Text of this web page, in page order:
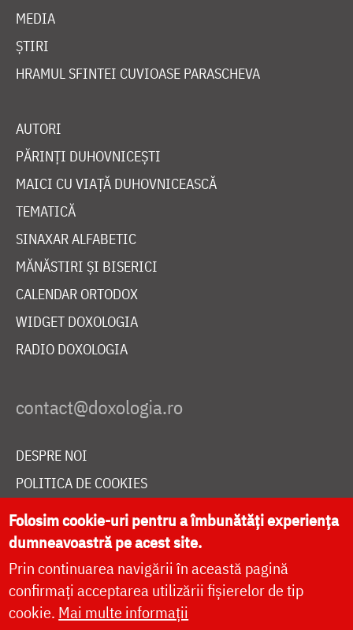
MEDIA
ȘTIRI
HRAMUL SFINTEI CUVIOASE PARASCHEVA
AUTORI
PĂRINȚI DUHOVNICEȘTI
MAICI CU VIAȚĂ DUHOVNICEASCĂ
TEMATICĂ
SINAXAR ALFABETIC
MĂNĂSTIRI ȘI BISERICI
CALENDAR ORTODOX
WIDGET DOXOLOGIA
RADIO DOXOLOGIA
DESPRE NOI
POLITICA DE COOKIES
DONEAZĂ ONLINE PENTRU CATEDRALA NAȚIONALĂ
LIVE
Folosim cookie-uri pentru a îmbunătăți experiența
dumneavoastră pe acest site.
Prin continuarea navigării în această pagină
confirmați acceptarea utilizării fișierelor de tip
cookie. Mai multe informații